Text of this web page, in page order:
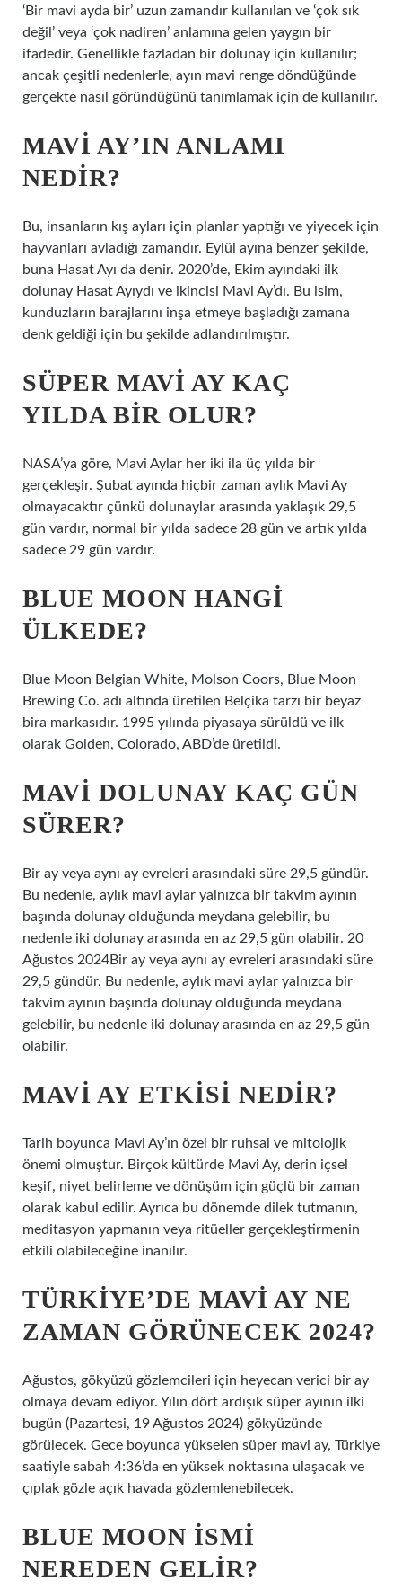
‘Bir mavi ayda bir’ uzun zamandır kullanılan ve ‘çok sık
değil’ veya ‘çok nadiren’ anlamına gelen yaygın bir
ifadedir. Genellikle fazladan bir dolunay için kullanılır;
ancak çeşitli nedenlerle, ayın mavi renge döndüğünde
gerçekte nasıl göründüğünü tanımlamak için de kullanılır.
MAVI AY’IN ANLAMI
NEDIR?
Bu, insanların kış ayları için planlar yaptığı ve yiyecek için
hayvanları avladığı zamandır. Eylül ayına benzer şekilde,
buna Hasat Ayı da denir. 2020’de, Ekim ayındaki ilk
dolunay Hasat Ayıydı ve ikincisi Mavi Ay’dı. Bu isim,
kunduzların barajlarını inşa etmeye başladığı zamana
denk geldiği için bu şekilde adlandırılmıştır.
SÜPER MAVI AY KAÇ
YILDA BIR OLUR?
NASA’ya göre, Mavi Aylar her iki ila üç yılda bir
gerçekleşir. Şubat ayında hiçbir zaman aylık Mavi Ay
olmayacaktır çünkü dolunaylar arasında yaklaşık 29,5
gün vardır, normal bir yılda sadece 28 gün ve artık yılda
sadece 29 gün vardır.
BLUE MOON HANGI
ÜLKEDE?
Blue Moon Belgian White, Molson Coors, Blue Moon
Brewing Co. adı altında üretilen Belçika tarzı bir beyaz
bira markasıdır. 1995 yılında piyasaya sürüldü ve ilk
olarak Golden, Colorado, ABD’de üretildi.
MAVI DOLUNAY KAÇ GÜN
SÜRER?
Bir ay veya aynı ay evreleri arasındaki süre 29,5 gündür.
Bu nedenle, aylık mavi aylar yalnızca bir takvim ayının
başında dolunay olduğunda meydana gelebilir, bu
nedenle iki dolunay arasında en az 29,5 gün olabilir. 20
Ağustos 2024Bir ay veya aynı ay evreleri arasındaki süre
29,5 gündür. Bu nedenle, aylık mavi aylar yalnızca bir
takvim ayının başında dolunay olduğunda meydana
gelebilir, bu nedenle iki dolunay arasında en az 29,5 gün
olabilir.
MAVI AY ETKISI NEDIR?
Tarih boyunca Mavi Ay’ın özel bir ruhsal ve mitolojik
önemi olmuştur. Birçok kültürde Mavi Ay, derin içsel
keşif, niyet belirleme ve dönüşüm için güçlü bir zaman
olarak kabul edilir. Ayrıca bu dönemde dilek tutmanın,
meditasyon yapmanın veya ritüeller gerçekleştirmenin
etkili olabileceğine inanılır.
TÜRKIYE’DE MAVI AY NE
ZAMAN GÖRÜNECEK 2024?
Ağustos, gökyüzü gözlemcileri için heyecan verici bir ay
olmaya devam ediyor. Yılın dört ardışık süper ayının ilki
bugün (Pazartesi, 19 Ağustos 2024) gökyüzünde
görülecek. Gece boyunca yükselen süper mavi ay, Türkiye
saatiyle sabah 4:36’da en yüksek noktasına ulaşacak ve
çıplak gözle açık havada gözlemlenebilecek.
BLUE MOON ISMI
NEREDEN GELIR?